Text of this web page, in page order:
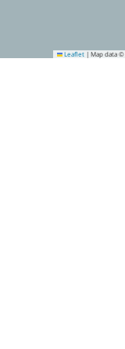
Leaflet | Map data ©